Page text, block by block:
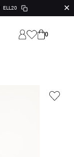
ELL20 ✕
0